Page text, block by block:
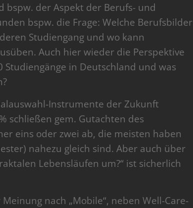
bspw. der Aspekt der Berufs- und
bspw. die Frage: Welche Berufsbilder
Studiengang und wo kann
Auch hier wieder die Perspektive
in Deutschland und was
Instrumente der Zukunft
schließen gem. Gutachten des
eins oder zwei ab, die meisten haben
nahezu gleich sind. Aber auch über
Lebensläufen um?“ ist sicherlich
nach „Mobile“, neben Well-Care-